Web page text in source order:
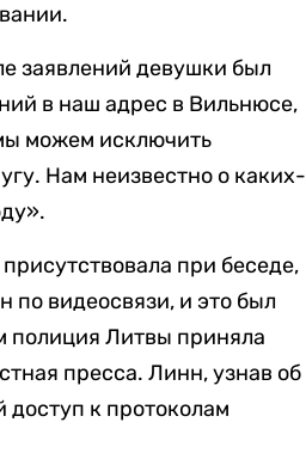
заявлений девушки был
в наш адрес в Вильнюсе,
можем исключить
Нам неизвестно о каких-
при беседе,
по видеосвязи, и это был
полиция Литвы приняла
пресса. Линн, узнав об
доступ к протоколам